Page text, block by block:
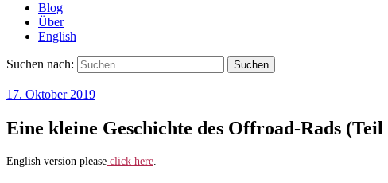
Blog
Über
English
Suchen nach:
17. Oktober 2019
Eine kleine Geschichte des Offroad-Rads (Teil
English version please click here